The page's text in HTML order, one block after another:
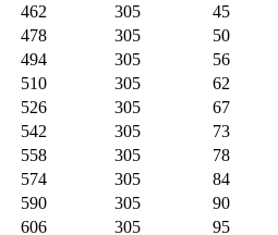
462 305
45
478 305
50
494 305
56
510 305
62
526 305
67
542 305
73
558 305
78
574 305
84
590 305
90
606 305
95